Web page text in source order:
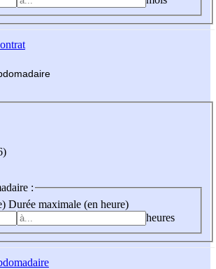
madaire
:
Durée maximale (en heure)
heures